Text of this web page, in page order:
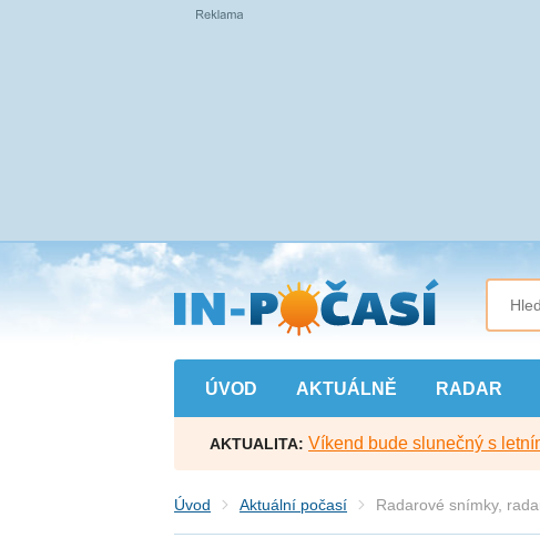
Přejít
na
hlavní
obsah
ÚVOD AKTUÁLNĚ RADAR
AKTUALITA: Víkend bude slunečný s
Úvod Aktuální počasí Radarové snímky,